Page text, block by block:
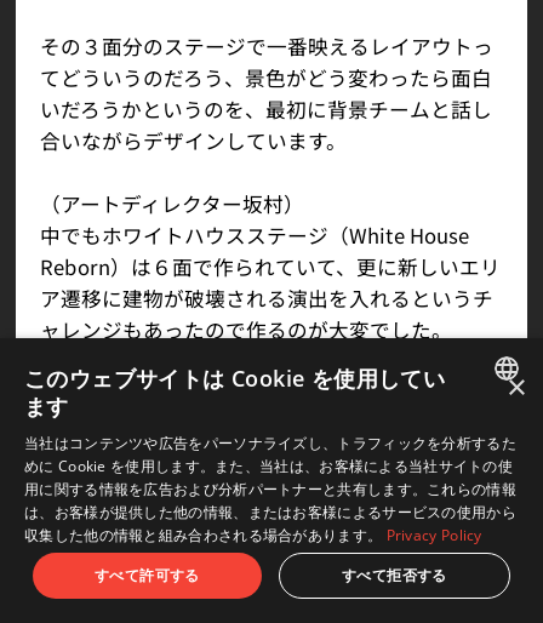
その３面分のステージで一番映えるレイアウトっ
てどういうのだろう、景色がどう変わったら面白
いだろうかというのを、最初に背景チームと話し
合いながらデザインしています。
（アートディレクター坂村）
中でもホワイトハウスステージ（White House
Reborn）は６面で作られていて、更に新しいエリ
ア遷移に建物が破壊される演出を入れるというチ
ャレンジもあったので作るのが大変でした。
ENGLISH
×
このウェブサイトは Cookie を使用してい
ます
当社はコンテンツや広告をパーソナライズし、トラフィックを分析するた
めに Cookie を使用します。また、当社は、お客様による当社サイトの使
用に関する情報を広告および分析パートナーと共有します。これらの情報
は、お客様が提供した他の情報、またはお客様によるサービスの使用から
収集した他の情報と組み合わされる場合があります。
Privacy Policy
すべて許可する
すべて拒否する